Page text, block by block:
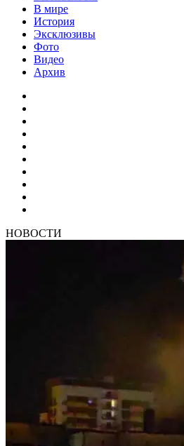
В мире
История
Эксклюзивы
Фото
Видео
Архив
НОВОСТИ